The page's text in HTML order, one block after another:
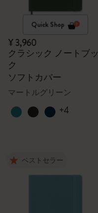
Quick Shop
¥ 3,960
クラシック ノートブッ
ク
ソフトカバー
マートルグリーン
+4
ベストセラー